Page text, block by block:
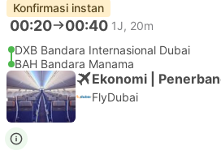
Konfirmasi instan
00:20 00:40 1J, 20m
DXB Bandara Internasional Dubai
BAH Bandara Manama
Ekonomi |
FlyDubai